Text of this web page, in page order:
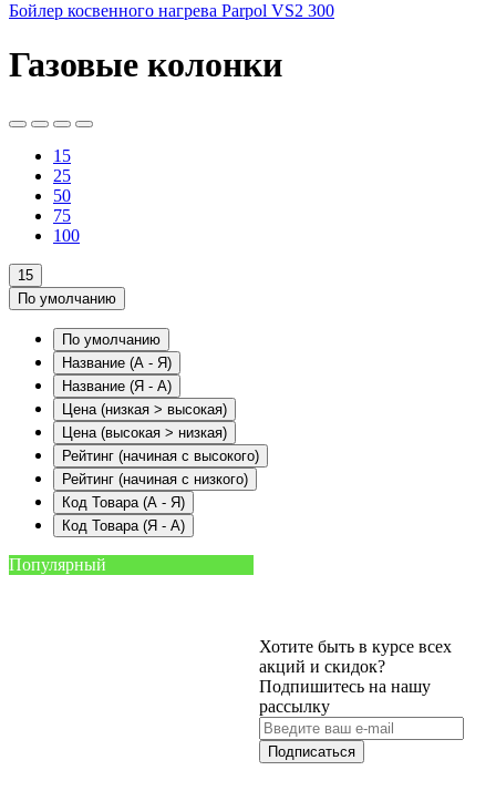
Бойлер косвенного нагрева Parpol VS2 300
Газовые колонки
15
25
50
75
100
15
По умолчанию
По умолчанию
Название (А - Я)
Название (Я - А)
Цена (низкая > высокая)
Цена (высокая > низкая)
Рейтинг (начиная с высокого)
Рейтинг (начиная с низкого)
Код Товара (А - Я)
Код Товара (Я - А)
Популярный
Хотите быть в курсе всех
акций и скидок?
Подпишитесь на нашу
рассылку
Подписаться